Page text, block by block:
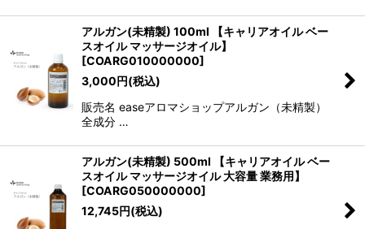
アルガン(未精製) 100ml 【キャリアオイル ベー
スオイル マッサージオイル】
[COARG010000000]
3,000円(税込)
販売名 easeアロマショップアルガン（未精製）
全成分 …
アルガン(未精製) 500ml 【キャリアオイル ベー
スオイル マッサージオイル 大容量 業務用】
[COARG050000000]
12,745円(税込)